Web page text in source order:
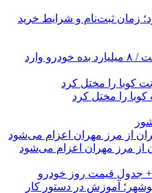
زمان ثبت‌نام و شرایط خرید
کاسبی خارج‌نشین‌ها با سهمیه اقامت / ۸ میلیارد بده خودرو وارد
را مختل کرد
جدول قیمت روز خودرو